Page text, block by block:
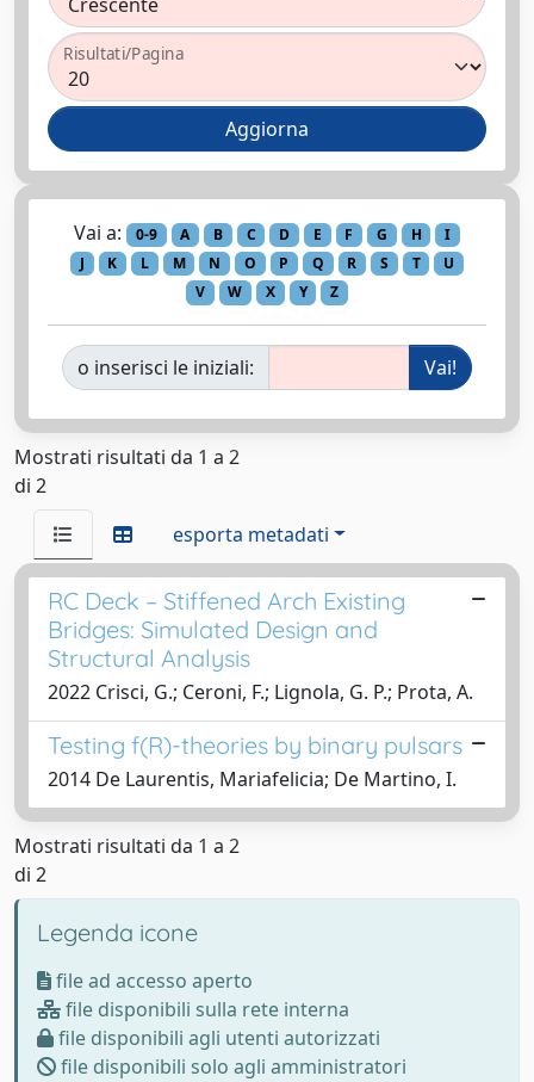
Risultati/Pagina
Vai a: 0-9 A B C D E F G H
I
J
K L M N O P Q R S T
U
V
W X Y Z
o inserisci le iniziali:
Mostrati risultati da 1 a 2
di 2
esporta metadati
RC Deck – Stiffened Arch Existing
Bridges: Simulated Design and
Structural Analysis
2022 Crisci, G.; Ceroni, F.; Lignola, G. P.; Prota, A.
Testing f(R)-theories by binary pulsars
2014 De Laurentis, Mariafelicia; De Martino, I.
Mostrati risultati da 1 a 2
di 2
Legenda icone
file ad accesso aperto
file disponibili sulla rete interna
file disponibili agli utenti autorizzati
file disponibili solo agli amministratori